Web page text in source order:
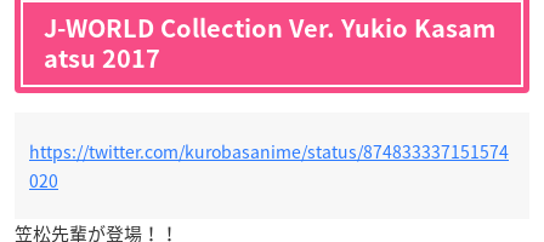
J-WORLD Collection Ver. Yukio Kasam
atsu 2017
https://twitter.com/kurobasanime/status/874833337151574
020
笠松先輩が登場！！